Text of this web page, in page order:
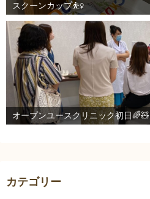
スクーンカップ⛹️‍♀️
オープンユースクリニック初日🌈🧸
カテゴリー